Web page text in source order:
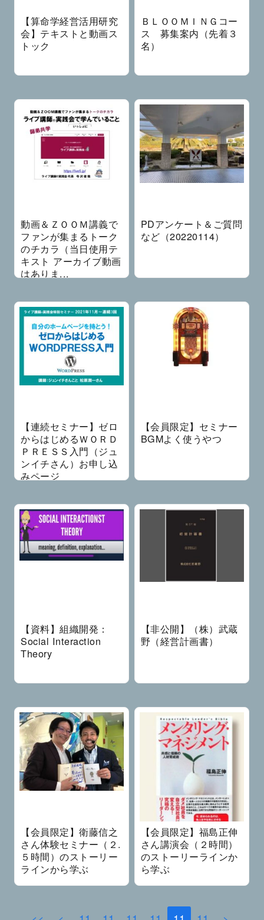
【算命学経営活用研究
会】テキストと動画ス
トック
ＢＬＯＯＭＩＮＧコー
ス 募集案内（先着３
名）
動画＆ＺＯＯＭ講義で
ファンが集まるトーク
のチカラ（当日使用テ
キスト アーカイブ動画
はありま...
PDアンケート＆ご質問
など（20220114）
【連続セミナー】ゼロ
からはじめるＷＯＲＤ
ＰＲＥＳＳ入門（ジュ
ンイチさん）お申し込
みページ
【会員限定】セミナー
BGMよく使うやつ
【資料】組織開発：
Social Interaction
Theory
【非公開】（株）武蔵
野（経営計画書）
【会員限定】衛藤信之
さん体験セミナー（２.
５時間）のストーリー
ラインから学ぶ
【会員限定】福島正伸
さん講演会（２時間）
のストーリーラインか
ら学ぶ